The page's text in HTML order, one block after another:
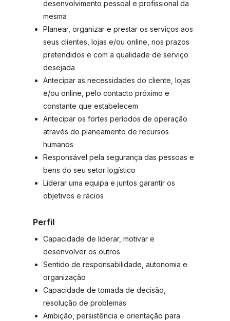
desenvolvimento pessoal e profissional da
mesma
Planear, organizar e prestar os serviços aos
seus clientes, lojas e/ou online, nos prazos
pretendidos e com a qualidade de serviço
desejada
Antecipar as necessidades do cliente, lojas
e/ou online, pelo contacto próximo e
constante que estabelecem
Antecipar os fortes períodos de operação
através do planeamento de recursos
humanos
Responsável pela segurança das pessoas e
bens do seu setor logístico
Liderar uma equipa e juntos garantir os
objetivos e rácios
Perfil
Capacidade de liderar, motivar e
desenvolver os outros
Sentido de responsabilidade, autonomia e
organização
Capacidade de tomada de decisão,
resolução de problemas
Ambição, persistência e orientação para